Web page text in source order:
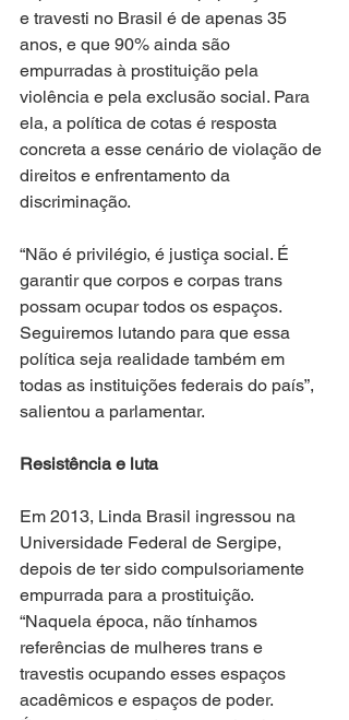
e travesti no Brasil é de apenas 35
anos, e que 90% ainda são
empurradas à prostituição pela
violência e pela exclusão social. Para
ela, a política de cotas é resposta
concreta a esse cenário de violação de
direitos e enfrentamento da
discriminação.
“Não é privilégio, é justiça social. É
garantir que corpos e corpas trans
possam ocupar todos os espaços.
Seguiremos lutando para que essa
política seja realidade também em
todas as instituições federais do país”,
salientou a parlamentar.
Resistência e luta
Em 2013, Linda Brasil ingressou na
Universidade Federal de Sergipe,
depois de ter sido compulsoriamente
empurrada para a prostituição.
“Naquela época, não tínhamos
referências de mulheres trans e
travestis ocupando esses espaços
acadêmicos e espaços de poder.